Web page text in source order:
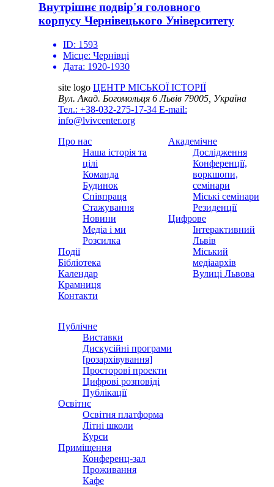
Внутрішнє подвір'я головного
корпусу Чернівецького Університету
ID: 1593
Місце: Чернівці
Дата: 1920-1930
site logo ЦЕНТР МІСЬКОЇ ІСТОРІЇ
Вул. Акад. Богомольця 6Львів 79005, Україна
Тел.: +38-032-275-17-34 E-mail:
info@lvivcenter.org
Про нас
Наша історія та
цілі
Команда
Будинок
Співпраця
Стажування
Новини
Медіа і ми
Розсилка
Події
Бібліотека
Календар
Крамниця
Контакти
Академічне
Дослідження
Конференції,
воркшопи,
семінари
Міські семінари
Резиденції
Цифрове
Інтерактивний
Львів
Міський
медіаархів
Вулиці Львова
Публічне
Виставки
Дискусійні програми
[розархівування]
Просторові проекти
Цифрові розповіді
Публікації
Освітнє
Освітня платформа
Літні школи
Курси
Приміщення
Конференц-зал
Проживання
Кафе